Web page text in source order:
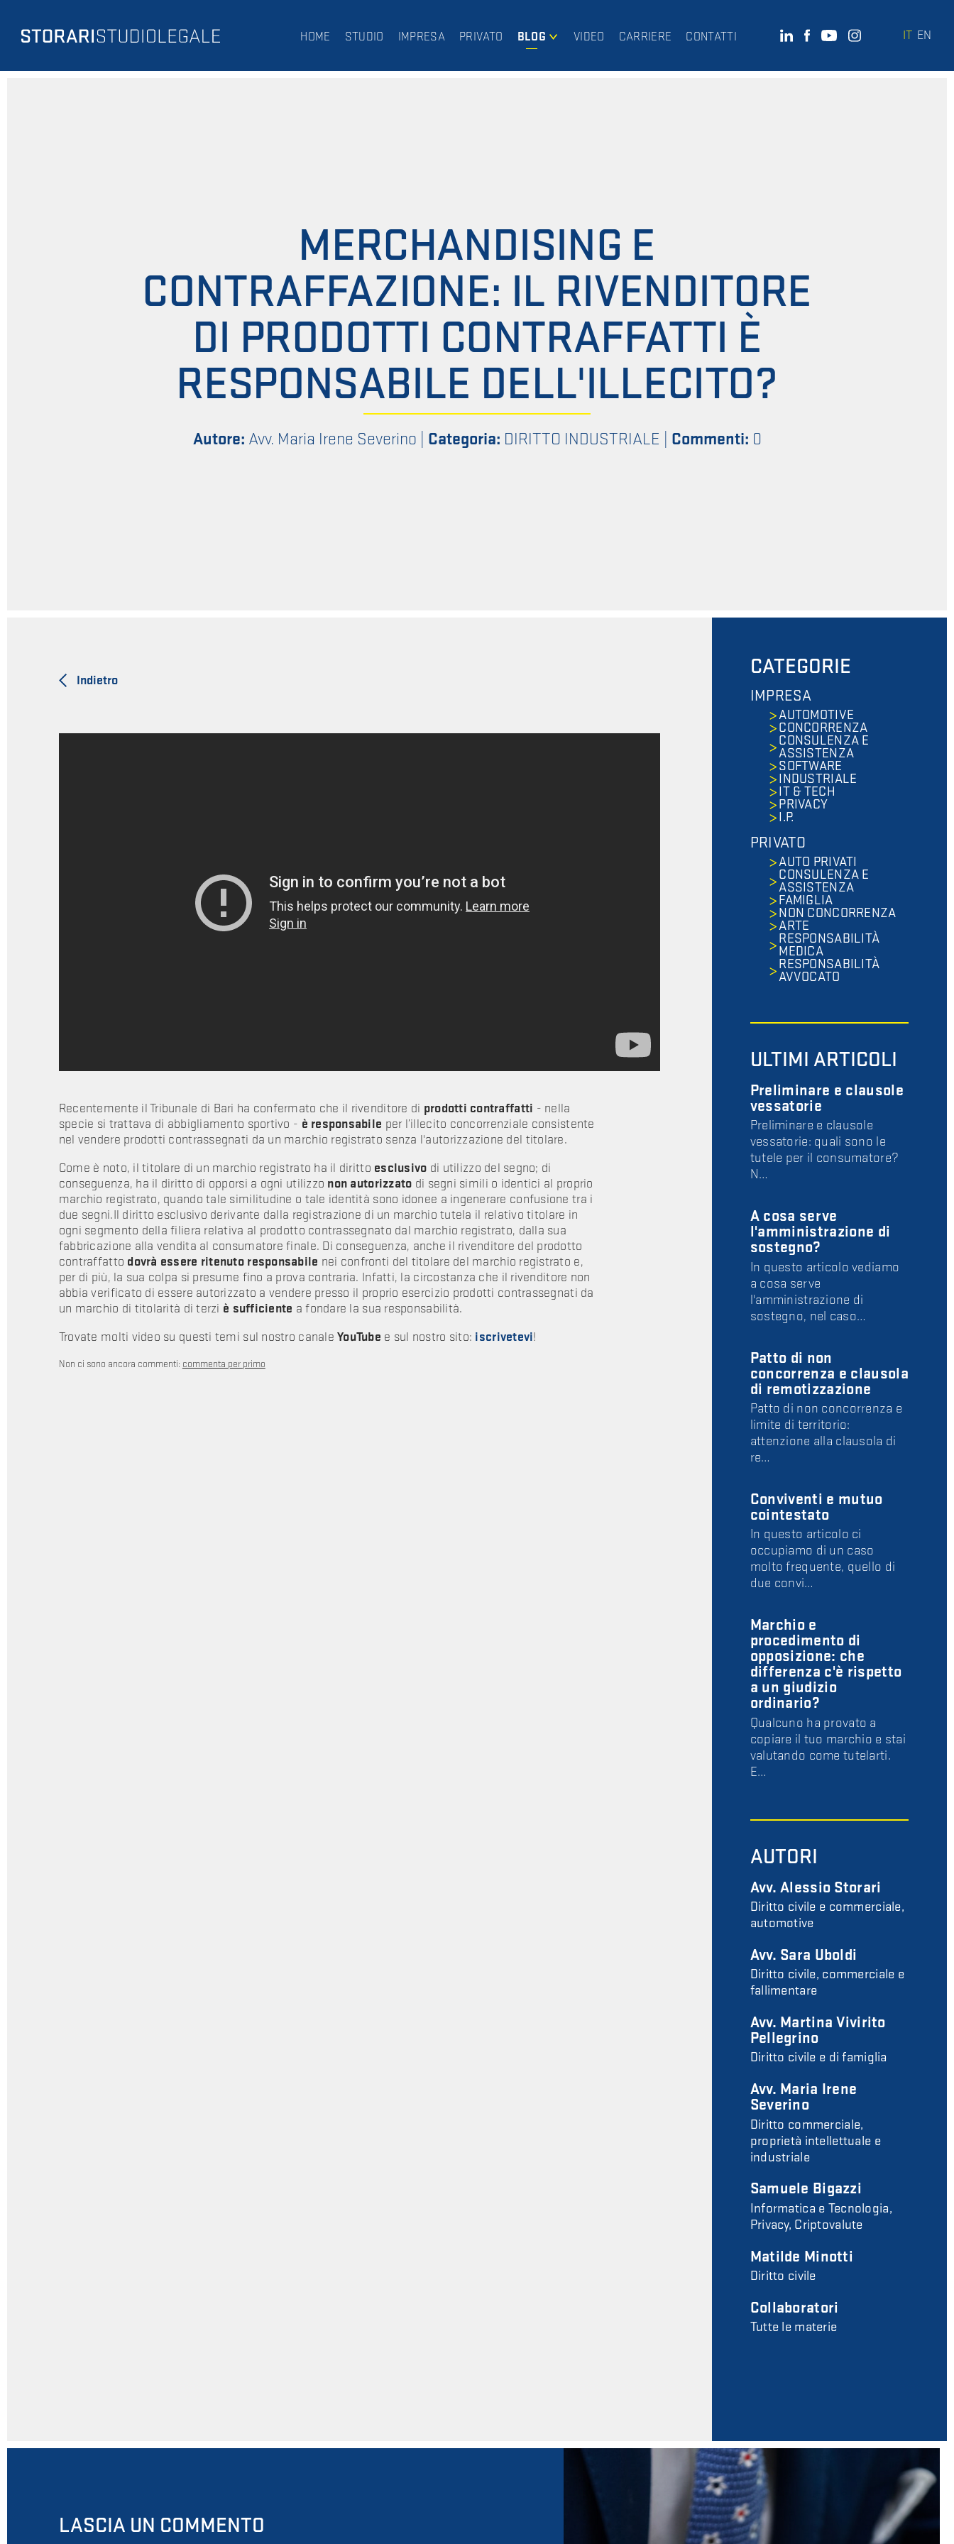
HOME STUDIO IMPRESA PRIVATO BLOG
IMPRESA
VIDEO CARRIERE CONTATTI IT EN
MERCHANDISING E
CONTRAFFAZIONE: IL RIVENDITORE
DI PRODOTTI CONTRAFFATTI È
RESPONSABILE DELL'ILLECITO?
Autore: Avv. Maria Irene Severino Categoria: DIRITTO INDUSTRIALE Commenti: 0
Indietro
Recentemente il Tribunale di Bari ha confermato che il rivenditore di prodotti contraffatti - nella
specie si trattava di abbigliamento sportivo - è responsabile per l’illecito concorrenziale consistente
nel vendere prodotti contrassegnati da un marchio registrato senza l'autorizzazione del titolare.
Come è noto, il titolare di un marchio registrato ha il diritto esclusivo di utilizzo del segno; di
conseguenza, ha il diritto di opporsi a ogni utilizzo non autorizzato di segni simili o identici al proprio
marchio registrato, quando tale similitudine o tale identità sono idonee a ingenerare confusione tra i
due segni.Il diritto esclusivo derivante dalla registrazione di un marchio tutela il relativo titolare in
ogni segmento della filiera relativa al prodotto contrassegnato dal marchio registrato, dalla sua
fabbricazione alla vendita al consumatore finale. Di conseguenza, anche il rivenditore del prodotto
contraffatto dovrà essere ritenuto responsabile nei confronti del titolare del marchio registrato e,
per di più, la sua colpa si presume fino a prova contraria. Infatti, la circostanza che il rivenditore non
abbia verificato di essere autorizzato a vendere presso il proprio esercizio prodotti contrassegnati da
un marchio di titolarità di terzi è sufficiente a fondare la sua responsabilità.
Trovate molti video su questi temi sul nostro canaleYouTube e sul nostro sito: iscrivetevi!
Non ci sono ancora commenti: commenta per primo
CATEGORIE
IMPRESA
AUTOMOTIVE
CONCORRENZA
CONSULENZA E
ASSISTENZA
SOFTWARE
INDUSTRIALE
IT & TECH
PRIVACY
I.P.
PRIVATO
AUTO PRIVATI
CONSULENZA E
ASSISTENZA
FAMIGLIA
NON CONCORRENZA
ARTE
RESPONSABILITÀ
MEDICA
RESPONSABILITÀ
AVVOCATO
ULTIMI ARTICOLI
Preliminare e clausole
vessatorie
Preliminare e clausole
vessatorie: quali sono le
tutele per il consumatore?
N…
A cosa serve
l'amministrazione di
sostegno?
In questo articolo vediamo
a cosa serve
l'amministrazione di
sostegno, nel caso…
Patto di non
concorrenza e clausola
di remotizzazione
Patto di non concorrenza e
limite di territorio:
attenzione alla clausola di
re…
Conviventi e mutuo
cointestato
In questo articolo ci
occupiamo di un caso
molto frequente, quello di
due convi…
Marchio e
procedimento di
opposizione: che
differenza c'è rispetto
a un giudizio
ordinario?
Qualcuno ha provato a
copiare il tuo marchio e stai
valutando come tutelarti.
E…
AUTORI
Avv. Alessio Storari
Diritto civile e commerciale,
automotive
Avv. Sara Uboldi
Diritto civile, commerciale e
fallimentare
Avv. Martina Vivirito
Pellegrino
Diritto civile e di famiglia
Avv. Maria Irene
Severino
Diritto commerciale,
proprietà intellettuale e
industriale
Samuele Bigazzi
Informatica e Tecnologia,
Privacy, Criptovalute
Matilde Minotti
Diritto civile
Collaboratori
Tutte le materie
LASCIA UN COMMENTO